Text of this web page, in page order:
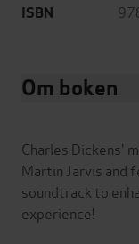
ISBN
Om boken
Charles Dickens'
Martin Jarvis and
soundtrack to
experience!